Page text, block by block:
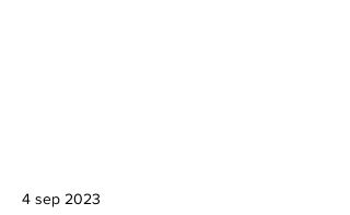
4 sep 2023